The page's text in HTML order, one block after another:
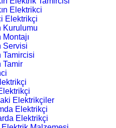
Elektrikci
Elektrikçi
Kurulumu
Servisi
Tamircisi
Tamir
Elektrikçiler
Elektrikçi
Elektrikçi